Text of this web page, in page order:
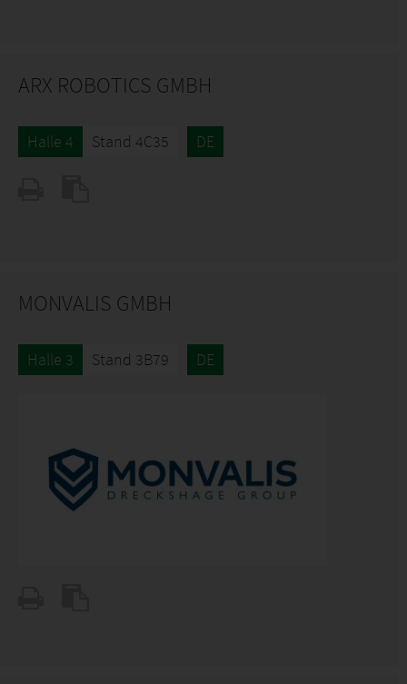
ARX ROBOTICS GMBH
Halle 4 Stand 4C35 DE
MONVALIS GMBH
Halle 3 Stand 3B79 DE